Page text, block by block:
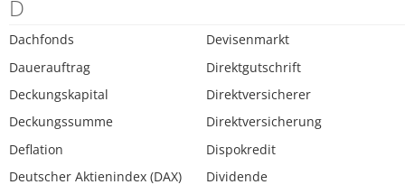
D
Dachfonds
Dauerauftrag
Deckungskapital
Deckungssumme
Deflation
Deutscher Aktienindex (DAX)
Devisenmarkt
Direktgutschrift
Direktversicherer
Direktversicherung
Dispokredit
Dividende